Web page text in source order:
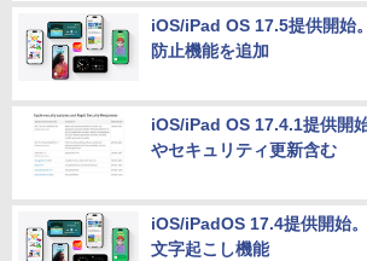
iOS/iPad OS 17.5提供開始
防止機能を追加
iOS/iPad OS 17.4.1提供開
やセキュリティ更新含む
iOS/iPadOS 17.4提供開始
文字起こし機能